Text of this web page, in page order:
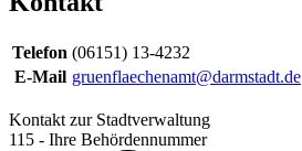
Telefon (06151) 13-4232
E-Mail gruenflaechenamt@darmstadt.de
Kontakt zur Stadtverwaltung
115 - Ihre Behördennummer